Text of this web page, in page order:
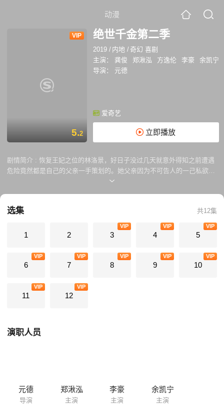
动漫
VIP
5.2
绝世千金第二季
2019 / 内地 / 奇幻 喜剧
主演：
龚俊 郑湫泓 方逸伦 李豪
余凯宁
导演：
元德
爱奇艺
立即播放
剧情简介 : 恢复王妃之位的林洛景，好日子没过几天就意外得知之前遭遇
危险竟然都是自己的父亲一手策划的。她父亲因为不可告人的一己私欲，
不仅要她性命，还拿她为筹码，策划一场颠覆超纲的惊天阴谋。画舫之
斩断往日情丝，钟无寐已决定另娶他人。大病痊愈的钟无寐大婚在即，伤
心欲绝的林洛景获得了提前退出游戏的机会，在得知自己与花应迟的前世
情缘后，她决定留下来勇敢面对。阴谋背后究竟隐藏着怎样的真相？钟无
情归何处，她能顺利回到现实世界吗？
选集 共12集
1 2 3
VIP
4
VIP
5
VIP
6
VIP
7
VIP
8
VIP
9
VIP
10
VIP
11
VIP
12
VIP
演职人员
元德
导演
郑湫泓
主演
李豪
主演
余凯宁
主演